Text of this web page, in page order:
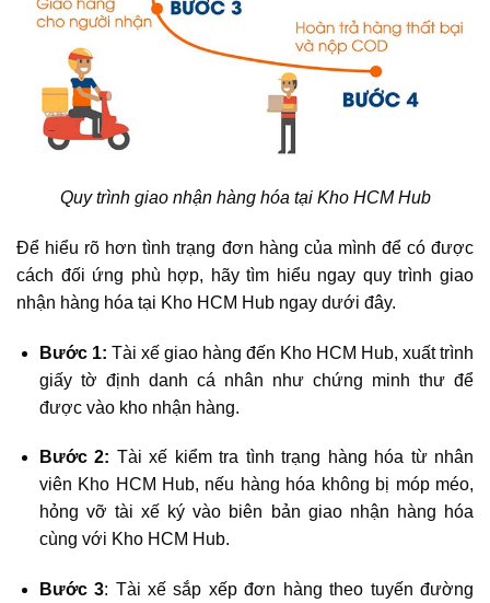
Quy trình giao nhận hàng hóa tại Kho HCM Hub
Để hiểu rõ hơn tình trạng đơn hàng của mình để có được
cách đối ứng phù hợp, hãy tìm hiểu ngay quy trình giao
nhận hàng hóa tại Kho HCM Hub ngay dưới đây.
Bước 1: Tài xế giao hàng đến Kho HCM Hub, xuất trình
giấy tờ định danh cá nhân như chứng minh thư để
được vào kho nhận hàng.
Bước 2: Tài xế kiểm tra tình trạng hàng hóa từ nhân
viên Kho HCM Hub, nếu hàng hóa không bị móp méo,
hỏng vỡ tài xế ký vào biên bản giao nhận hàng hóa
cùng với Kho HCM Hub.
Bước 3: Tài xế sắp xếp đơn hàng theo tuyến đường